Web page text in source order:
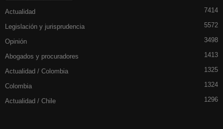
Actualidad 7414
Legislación y jurisprudencia 5572
Opinión 3498
Abogados y procuradores 1413
Actualidad / Colombia 1325
Colombia 1324
Actualidad / Chile 1296